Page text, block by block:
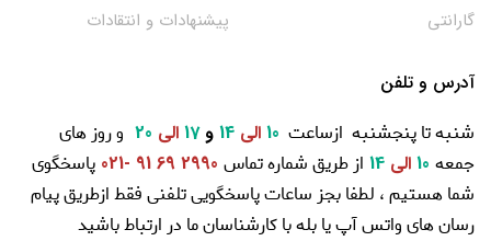
گارانتی
پیشنهادات و انتقادات
آدرس و تلفن
شنبه تا پنجشنبه ازساعت 10 الی و17 الی
و روز های
جمعه
الی از طریق شماره تماس 2990 69 91 -021
پاسخگوی
شما هستیم ، لطفا بجز ساعات پاسخگویی تلفنی فقط ازطریق پیام
رسان های واتس آپ یا بله با کارشناسان ما در ارتباط باشید